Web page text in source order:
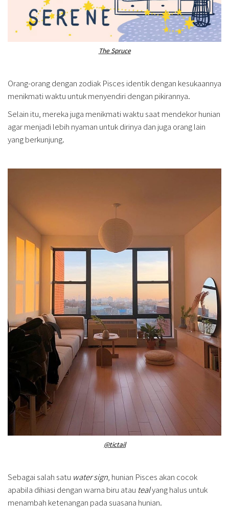
The Spruce
Orang-orang dengan zodiak Pisces identik dengan kesukaannya
menikmati waktu untuk menyendiri dengan pikirannya.
Selain itu, mereka juga menikmati waktu saat mendekor hunian
agar menjadi lebih nyaman untuk dirinya dan juga orang lain
yang berkunjung.
@tictail
Sebagai salah satu water sign , hunian Pisces akan cocok
apabila dihiasi dengan warna biru atau tealyang halus untuk
menambah ketenangan pada suasana hunian.